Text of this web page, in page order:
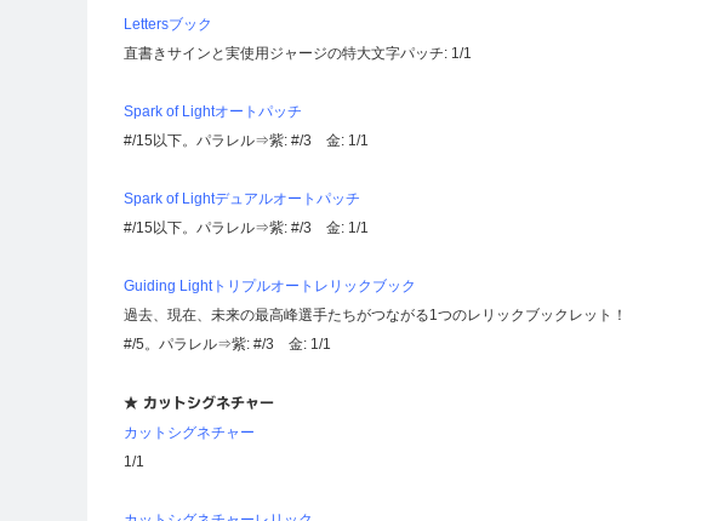
Lettersブック
直書きサインと実使用ジャージの特大文字パッチ: 1/1
Spark of Lightオートパッチ
#/15以下。パラレル⇒紫: #/3 金: 1/1
Spark of Lightデュアルオートパッチ
#/15以下。パラレル⇒紫: #/3 金: 1/1
Guiding Lightトリプルオートレリックブック
過去、現在、未来の最高峰選手たちがつながる1つのレリックブックレット！
#/5。パラレル⇒紫: #/3 金: 1/1
★ カットシグネチャー
カットシグネチャー
1/1